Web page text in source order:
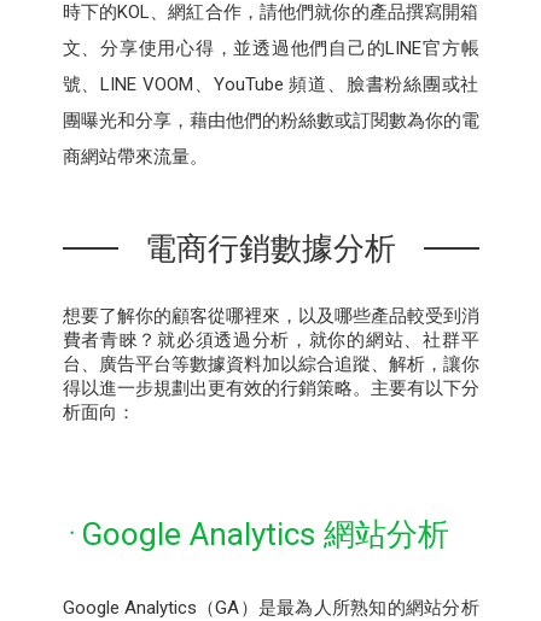
時下的KOL、網紅合作，請他們就你的產品撰寫開箱
文、分享使用心得，並透過他們自己的LINE官方帳
號、LINE VOOM、YouTube 頻道、臉書粉絲團或社
團曝光和分享，藉由他們的粉絲數或訂閱數為你的電
商網站帶來流量。
電商行銷數據分析
想要了解你的顧客從哪裡來，以及哪些產品較受到消
費者青睞？就必須透過分析，就你的網站、社群平
台、廣告平台等數據資料加以綜合追蹤、解析，讓你
得以進一步規劃出更有效的行銷策略。主要有以下分
析面向：
Google Analytics 網站分析
Google Analytics（GA）是最為人所熟知的網站分析